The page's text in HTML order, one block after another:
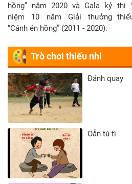
hồng” năm 2020 và Gala kỷ
niệm 10 năm Giải thưởng
“Cánh én hồng” (2011 - 2020).
thi
Trò chơi thiếu nhi
Đánh quay
Oẳn tù tì